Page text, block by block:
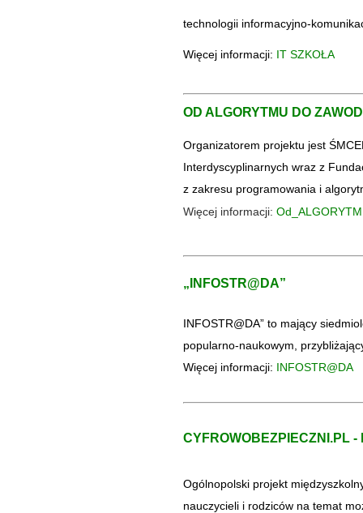
technologii informacyjno-
Więcej informacji: IT SZKOŁA
OD ALGORYTMU DO
Organizatorem projektu jest
Interdyscyplinarnych wraz z
z zakresu programowania i
Więcej informacji:
„ INFOSTR@DA”
INFOSTR@DA” to mający
popularno-naukowym,
Więcej informacji: INFOSTR@DA
CYFROWOBEZPIECZNI.PL
Ogólnopolski projekt
nauczycieli i rodziców na temat